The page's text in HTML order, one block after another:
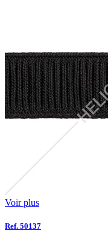
Voir plus
Ref. 50137